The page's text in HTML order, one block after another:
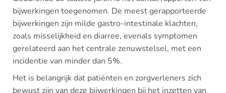
bijwerkingen toegenomen. De meest gerapporteerde
bijwerkingen zijn milde gastro-intestinale klachten,
zoals misselijkheid en diarree, evenals symptomen
gerelateerd aan het centrale zenuwstelsel, met een
incidentie van minder dan 5%.
Het is belangrijk dat patiënten en zorgverleners zich
bewust zijn van deze bijwerkingen bij het inzetten van